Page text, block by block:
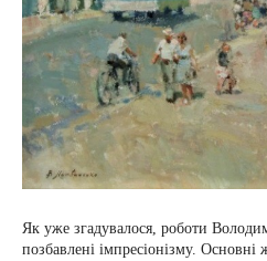
Як уже згадувалося, роботи
позбавлені імпресіонізму.